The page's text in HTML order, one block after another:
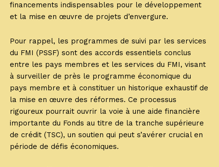
financements indispensables pour le développement
et la mise en œuvre de projets d’envergure.
Pour rappel, les programmes de suivi par les services
du FMI (PSSF) sont des accords essentiels conclus
entre les pays membres et les services du FMI, visant
à surveiller de près le programme économique du
pays membre et à constituer un historique exhaustif de
la mise en œuvre des réformes. Ce processus
rigoureux pourrait ouvrir la voie à une aide financière
importante du Fonds au titre de la tranche supérieure
de crédit (TSC), un soutien qui peut s’avérer crucial en
période de défis économiques.